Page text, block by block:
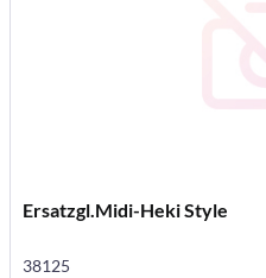
Ersatzgl.Midi-Heki Style
38125